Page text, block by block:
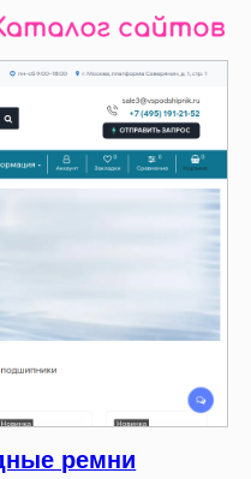
ремни